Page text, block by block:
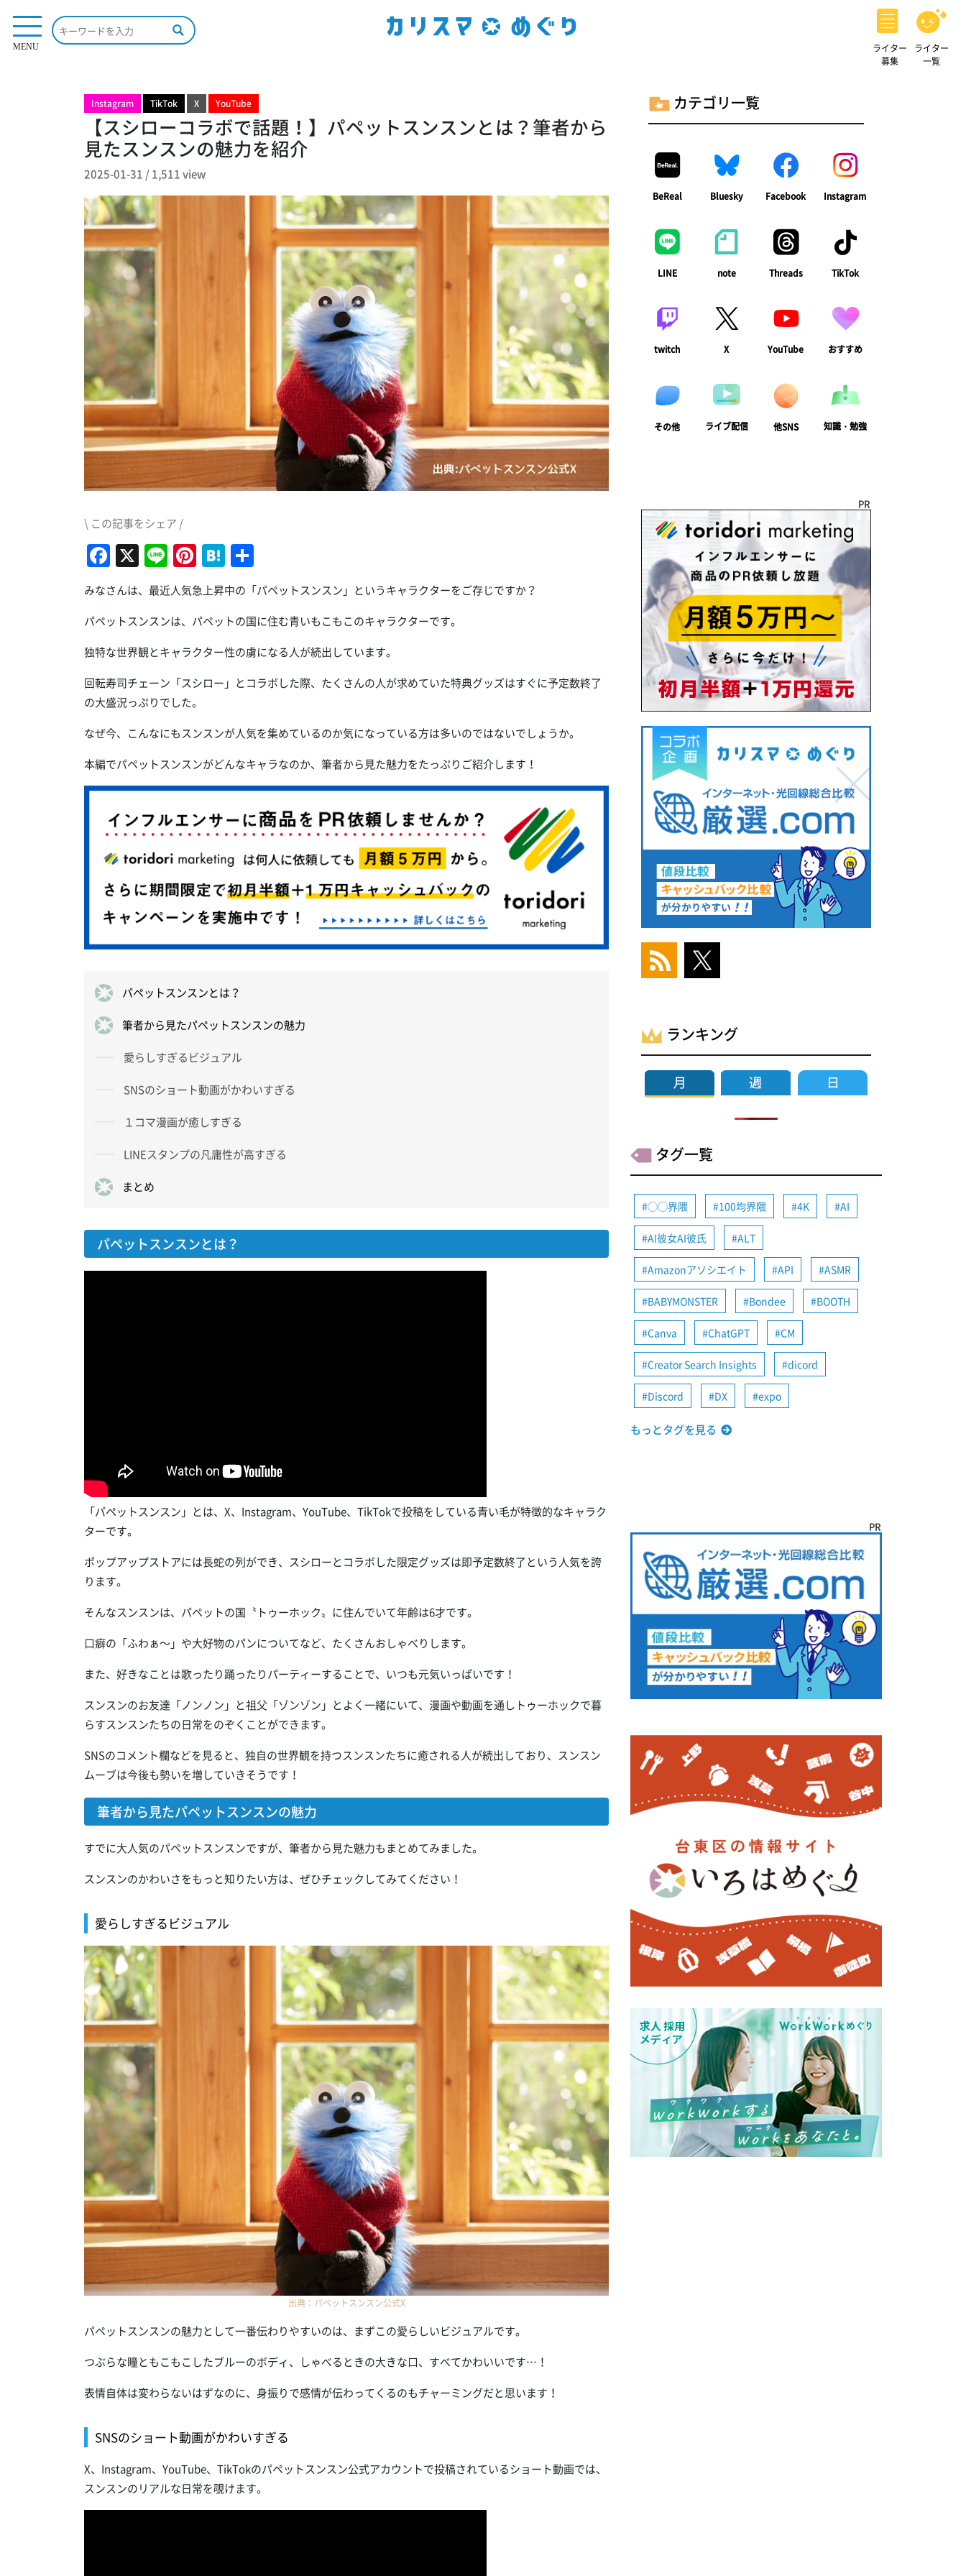
MENU
ライター
募集
ライター
一覧
Instagram TikTok X YouTube
【スシローコラボで話題！】パペットスンスンとは？筆者から
見たスンスンの魅力を紹介
2025-01-31 /1,511 view
\ この記事をシェア /
Facebook
X LinePinterest
Hatena
有
みなさんは、最近人気急上昇中の「パペットスンスン」というキャラクターをご存じですか？
パペットスンスンは、パペットの国に住む青いもこもこのキャラクターです。
独特な世界観とキャラクター性の虜になる人が続出しています。
回転寿司チェーン「スシロー」とコラボした際、たくさんの人が求めていた特典グッズはすぐに予定数終了
の大盛況っぷりでした。
なぜ今、こんなにもスンスンが人気を集めているのか気になっている方は多いのではないでしょうか。
本編でパペットスンスンがどんなキャラなのか、筆者から見た魅力をたっぷりご紹介します！
パペットスンスンとは？
筆者から見たパペットスンスンの魅力
愛らしすぎるビジュアル
SNSのショート動画がかわいすぎる
１コマ漫画が癒しすぎる
LINEスタンプの凡庸性が高すぎる
まとめ
パペットスンスンとは？
「パペットスンスン」とは、X、Instagram、YouTube、TikTokで投稿をしている青い毛が特徴的なキャラク
ターです。
ポップアップストアには長蛇の列ができ、スシローとコラボした限定グッズは即予定数終了という人気を誇
ります。
そんなスンスンは、パペットの国〝トゥーホック〟に住んでいて年齢は6才です。
口癖の「ふわぁ～」や大好物のパンについてなど、たくさんおしゃべりします。
また、好きなことは歌ったり踊ったりパーティーすることで、いつも元気いっぱいです！
スンスンのお友達「ノンノン」と祖父「ゾンゾン」とよく一緒にいて、漫画や動画を通しトゥーホックで暮
らすスンスンたちの日常をのぞくことができます。
SNSのコメント欄などを見ると、独自の世界観を持つスンスンたちに癒される人が続出しており、スンスン
ムーブは今後も勢いを増していきそうです！
筆者から見たパペットスンスンの魅力
すでに大人気のパペットスンスンですが、筆者から見た魅力もまとめてみました。
スンスンのかわいさをもっと知りたい方は、ぜひチェックしてみてください！
愛らしすぎるビジュアル
出典：パペットスンスン公式X
パペットスンスンの魅力として一番伝わりやすいのは、まずこの愛らしいビジュアルです。
つぶらな瞳ともこもこしたブルーのボディ、しゃべるときの大きな口、すべてかわいいです…！
表情自体は変わらないはずなのに、身振りで感情が伝わってくるのもチャーミングだと思います！
SNSのショート動画がかわいすぎる
X、Instagram、YouTube、TikTokのパペットスンスン公式アカウントで投稿されているショート動画では、
スンスンのリアルな日常を覗けます。
カテゴリ一覧
BeReal Bluesky Facebook Instagram
LINE note Threads TikTok
twitch X YouTube おすすめ
その他 ライブ配信 他SNS 知識・勉強
PR
ランキング
タグ一覧
◯◯界隈 100均界隈 4K AI
AI彼女AI彼氏 ALT
Amazonアソシエイト API ASMR
BABYMONSTER Bondee BOOTH
Canva ChatGPT CM
Creator Search Insights dicord
Discord DX expo
もっとタグを見る
PR